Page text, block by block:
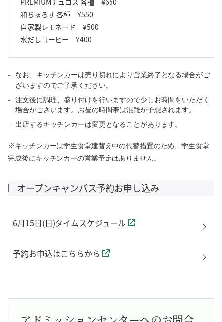
和ちゅろす 各種 ¥550
自家製レモネード ¥500
水だしコーヒー ¥400
なお、キッチンカーは売り切れにより営業終了となる場合がご
ざいますのでご了承ください。
注文後に調理、盛り付けを行いますので少しお時間をいただく
場合がございます。お昼の時間帯は混雑が予想されます。
出店するキッチンカーは変更となることがあります。
※キッチンカーは学生食堂建替え中の代替措置のため、学生食堂
完成後にキッチンカーの営業予定はありません。
オープンキャンパス予約お申し込み
6月15日(日)タイムスケジュール
予約お申込はこちらから